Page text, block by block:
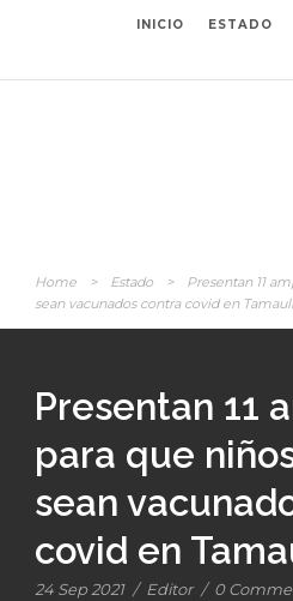
INICIO ESTADO
Home > Estado >
Presentan 11
sean vacunados contra covid en
Presentan 11
para que
sean
covid en
24 Sep 2021 / Editor / 0